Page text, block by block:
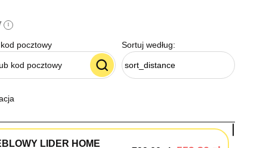
i
pocztowy Sortuj według:
sort_distance
LIDER HOME